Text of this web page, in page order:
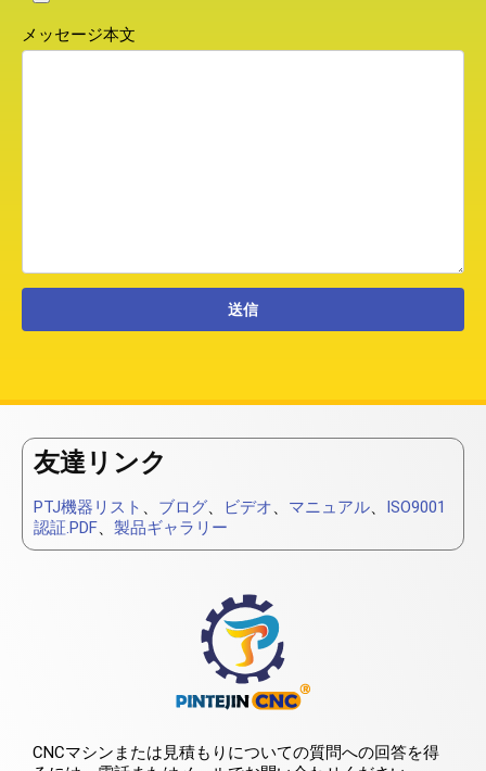
メッセージ本文
友達リンク
PTJ機器リスト 、 ブログ、 ビデオ、 マニュアル、 ISO9001
認証.PDF、 製品ギャラリー
CNCマシンまたは見積もりについての質問への回答を得